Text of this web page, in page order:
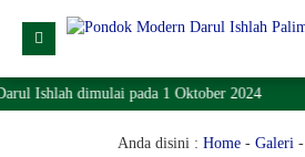
Profil
Ishlah dimulai pada 1 Oktober 2024
Anda disini : Home- Galeri-